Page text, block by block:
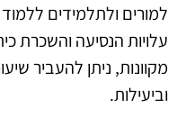
למורים ולתלמידים
עלויות הנסיעה והשכרת
מקוונות, ניתן להעביר
וביעילות.